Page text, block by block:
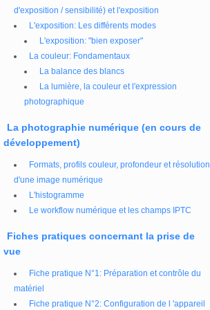
d'exposition / sensibilité) et l'exposition
L'exposition: Les différents modes
L'exposition: "bien exposer"
La couleur: Fondamentaux
La balance des blancs
La lumière, la couleur et l'expression
photographique
La photographie numérique (en cours de
développement)
Formats, profils couleur, profondeur et résolution
d'une image numérique
L'histogramme
Le workflow numérique et les champs IPTC
Fiches pratiques concernant la prise de
vue
Fiche pratique N°1: Préparation et contrôle du
matériel
Fiche pratique N°2: Configuration de l 'appareil